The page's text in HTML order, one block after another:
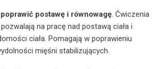
postawę i równowagę. Ćwiczenia
na pracę nad postawą ciała i
ciała. Pomagają w poprawieniu
mięśni stabilizujących.